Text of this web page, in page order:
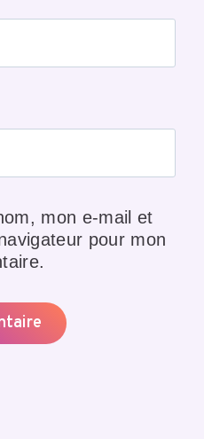
mon e-mail et
pour mon